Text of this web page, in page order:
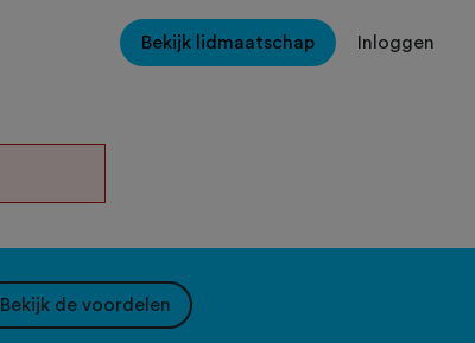
Bekijk lidmaatschap Inloggen
Bekijk de voordelen